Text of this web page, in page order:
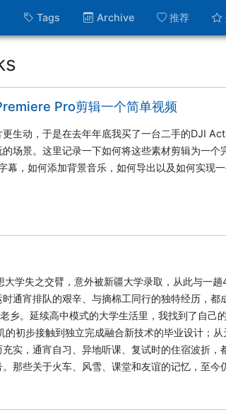
Tags Archive 推荐
Pro剪辑一个简单视频
生动，于是在去年年底我买了一台二手的DJI
场景。这里记录一下如何将这些素材剪辑为一
幕，如何添加背景音乐，如何导出以及如何实现
学失之交臂，意外被新疆大学录取，从此与一
通宵排队的艰辛、与摘棉工同行的独特经历，
乡。延续高中模式的大学生活里，我找到了自己
初步接触到独立完成融合新技术的毕业设计；
实，通宵自习、异地听课、复试时的住宿波折
那些关于火车、风雪、课堂和友谊的记忆，至